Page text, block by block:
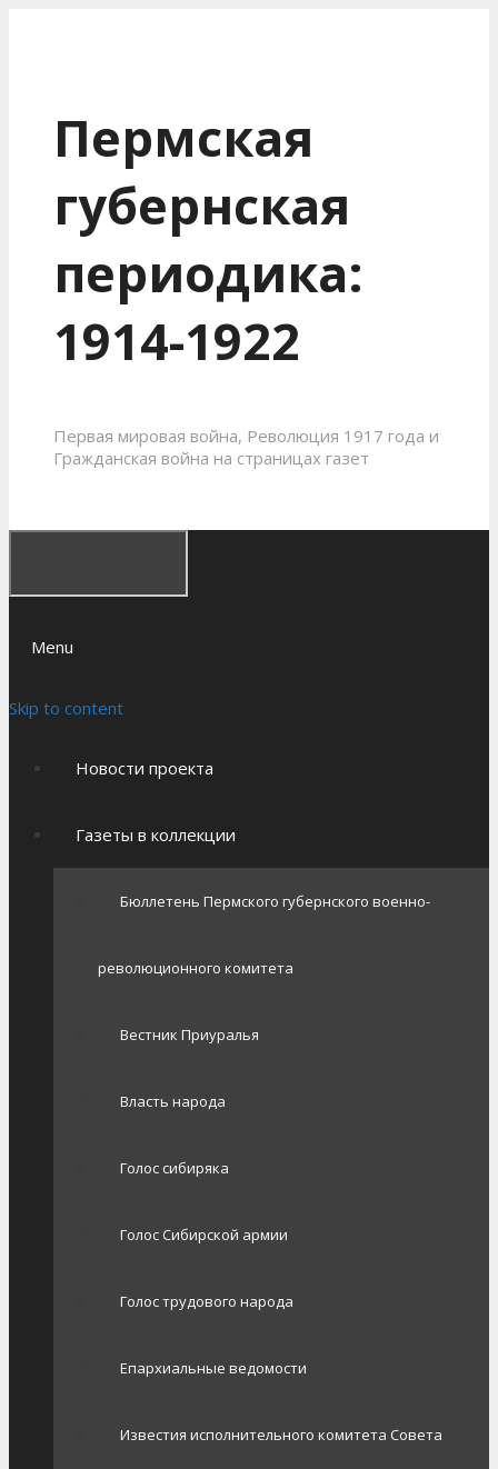
Пермская
губернская
периодика:
1914-1922
Первая мировая война, Революция 1917 года и
Гражданская война на страницах газет
Menu
Skip to content
Новости проекта
Газеты в коллекции
Бюллетень Пермского губернского военно-
революционного комитета
Вестник Приуралья
Власть народа
Голос сибиряка
Голос Сибирской армии
Голос трудового народа
Епархиальные ведомости
Известия исполнительного комитета Совета